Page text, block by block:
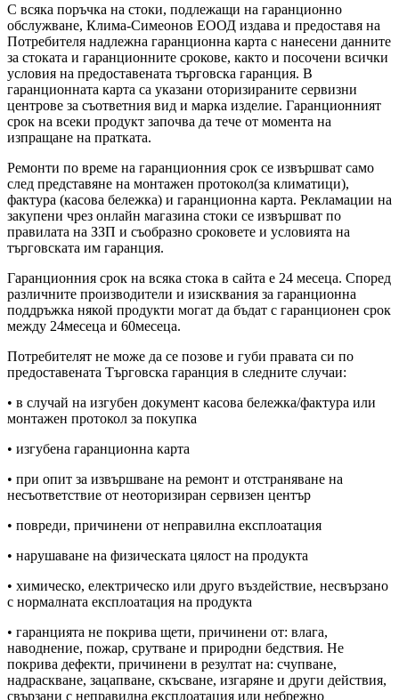
С всяка поръчка на стоки, подлежащи на гаранционно
обслужване, Клима-Симеонов ЕООД издава и предоставя на
Потребителя надлежна гаранционна карта с нанесени данните
за стоката и гаранционните срокове, както и посочени всички
условия на предоставената търговска гаранция. В
гаранционната карта са указани оторизираните сервизни
центрове за съответния вид и марка изделие. Гаранционният
срок на всеки продукт започва да тече от момента на
изпращане на пратката.
Ремонти по време на гаранционния срок се извършват само
след представяне на монтажен протокол(за климатици),
фактура (касова бележка) и гаранционна карта. Рекламации на
закупени чрез онлайн магазина стоки се извършват по
правилата на ЗЗП и съобразно сроковете и условията на
търговската им гаранция.
Гаранционния срок на всяка стока в сайта е 24 месеца. Според
различните производители и изисквания за гаранционна
поддръжка някой продукти могат да бъдат с гаранционен срок
между 24месеца и 60месеца.
Потребителят не може да се позове и губи правата си по
предоставената Търговска гаранция в следните случаи:
• в случай на изгубен документ касова бележка/фактура или
монтажен протокол за покупка
• изгубена гаранционна карта
• при опит за извършване на ремонт и отстраняване на
несъответствие от неоторизиран сервизен център
• повреди, причинени от неправилна експлоатация
• нарушаване на физическата цялост на продукта
• химическо, електрическо или друго въздействие, несвързано
с нормалната експлоатация на продукта
• гаранцията не покрива щети, причинени от: влага,
наводнение, пожар, срутване и природни бедствия. Не
покрива дефекти, причинени в резултат на: счупване,
надраскване, зацапване, скъсване, изгаряне и други действия,
свързани с неправилна експлоатация или небрежно